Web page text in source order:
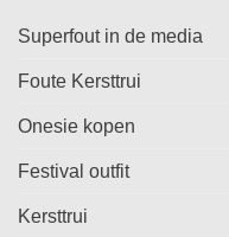
Superfout in de media
Foute Kersttrui
Onesie kopen
Festival outfit
Kersttrui